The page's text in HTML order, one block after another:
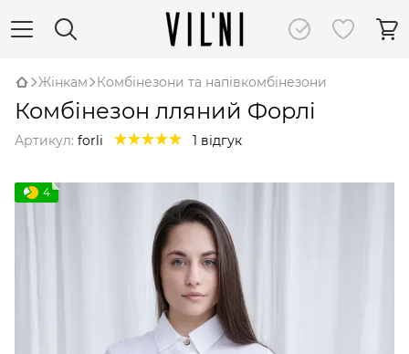
Жінкам Комбінезони та напівкомбінезони
Комбінезон лляний Форлі
Артикул: forli 1 відгук
4